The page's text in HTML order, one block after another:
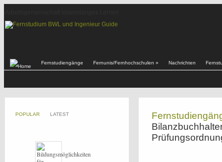
Fernstudiengänge Fernunis/Fernhochschulen » Nachrichten
POPULAR LATEST